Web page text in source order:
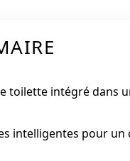
toilette intégré dans
intelligentes pour